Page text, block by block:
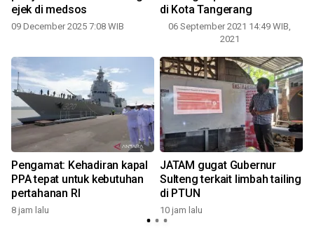
ejek di medsos
09 December 2025 7:08 WIB
di Kota Tangerang
06 September 2021 14:49 WIB,
2021
Pengamat: Kehadiran kapal
PPA tepat untuk kebutuhan
pertahanan RI
8 jam lalu
JATAM gugat Gubernur
Sulteng terkait limbah tailing
di PTUN
10 jam lalu